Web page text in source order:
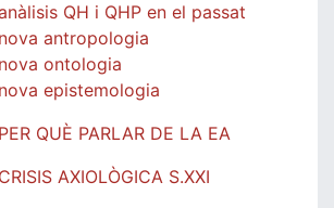
QH i QHP en el passat
nova antropologia
nova ontologia
nova epistemologia
PER QUÈ PARLAR DE LA EA
CRISIS AXIOLÒGICA S.XXI